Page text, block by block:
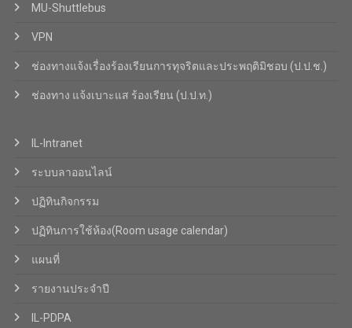
MU-Shuttlebus
VPN
ช่องทางแจ้งเรื่องร้องเรียนการทุจริตและประพฤติมิชอบ (ป.ป.ช.)
ช่องทาง แจ้งเบาะแส ร้องเรียน (ป.ป.ท.)
IL-Intranet
ระบบลาออนไลน์
ปฏิทินกิจกรรม
ปฏิทินการใช้ห้อง(Room usage calendar)
แผนที่
รายงานประจำปี
IL-PDPA